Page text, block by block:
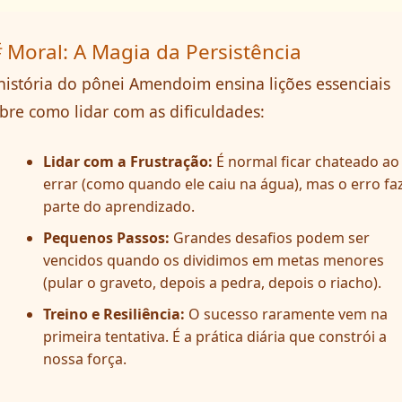
Moral: A Magia da Persistência
do pônei Amendoim ensina lições essenciais
como lidar com as dificuldades:
Lidar com a Frustração: É normal ficar chateado ao
errar (como quando ele caiu na água), mas o erro
parte do aprendizado.
Pequenos Passos: Grandes desafios podem ser
vencidos quando os dividimos em metas menores
(pular o graveto, depois a pedra, depois o riacho).
Treino e Resiliência: O sucesso raramente vem na
primeira tentativa. É a prática diária que constrói a
nossa força.